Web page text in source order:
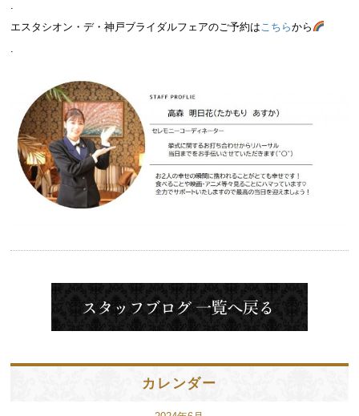
.
エスタシオン・デ・神戸ブライダルフェアのご予約はこちらから
.
カレンダー